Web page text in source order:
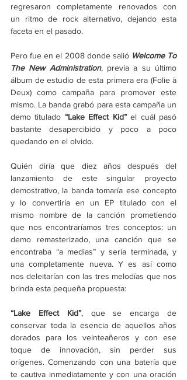
regresaron completamente renovados con
un ritmo de rock alternativo, dejando esta
faceta en el pasado.
Pero fue en el 2008 donde salió Welcome To
The New Administration, previa a su último
álbum de estudio de esta primera era (Folie à
Deux) como campaña para promover este
mismo. La banda grabó para esta campaña un
demo titulado “Lake Effect Kid” el cuál pasó
bastante desapercibido y poco a poco
quedando en el olvido.
Quién diría que diez años después del
lanzamiento de este singular proyecto
demostrativo, la banda tomaría ese concepto
y lo convertiría en un EP titulado con el
mismo nombre de la canción prometiendo
que nos encontraríamos tres conceptos: un
demo remasterizado, una canción que se
encontraba “a medias” y sería terminada, y
una completamente nueva. Y es así como
nos deleitarían con las tres melodías que nos
brinda esta pequeña propuesta:
“Lake Effect Kid”, que se encarga de
conservar toda la esencia de aquellos años
dorados para los veinteañeros y con ese
toque de innovación, sin perder sus
orígenes. Comenzando con una batería que
te cautiva inmediatamente y con una oración